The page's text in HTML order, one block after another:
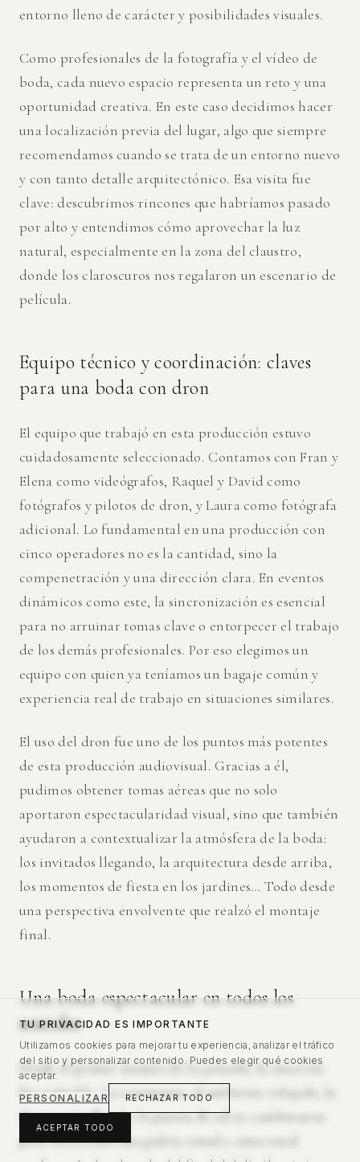
entorno lleno de carácter y posibilidades visuales.
Como profesionales de la fotografía y el vídeo de
boda, cada nuevo espacio representa un reto y una
oportunidad creativa. En este caso decidimos hacer
una localización previa del lugar, algo que siempre
recomendamos cuando se trata de un entorno nuevo
y con tanto detalle arquitectónico. Esa visita fue
clave: descubrimos rincones que habríamos pasado
por alto y entendimos cómo aprovechar la luz
natural, especialmente en la zona del claustro,
donde los claroscuros nos regalaron un escenario de
película.
Equipo técnico y coordinación: claves
para una boda con dron
El equipo que trabajó en esta producción estuvo
cuidadosamente seleccionado. Contamos con Fran y
Elena como videógrafos, Raquel y David como
fotógrafos y pilotos de dron, y Laura como fotógrafa
adicional. Lo fundamental en una producción con
cinco operadores no es la cantidad, sino la
compenetración y una dirección clara. En eventos
dinámicos como este, la sincronización es esencial
para no arruinar tomas clave o entorpecer el trabajo
de los demás profesionales. Por eso elegimos un
equipo con quien ya teníamos un bagaje común y
experiencia real de trabajo en situaciones similares.
El uso del dron fue uno de los puntos más potentes
de esta producción audiovisual. Gracias a él,
pudimos obtener tomas aéreas que no solo
aportaron espectacularidad visual, sino que también
ayudaron a contextualizar la atmósfera de la boda:
los invitados llegando, la arquitectura desde arriba,
los momentos de fiesta en los jardines… Todo desde
una perspectiva envolvente que realzó el montaje
final.
Una boda espectacular en todos los
sentidos
Desde el primer minuto de la jornada, la emoción
fue palpable. La ceremonia, el ambiente relajado, la
decoración floral y la puesta de sol se combinaron
para ofrecernos una paleta visual y emocional
TU PRIVACIDAD ES IMPORTANTE
Utilizamos cookies para mejorar tu experiencia, analizar el tráfico
del sitio y personalizar contenido. Puedes elegir qué cookies
aceptar.
PERSONALIZAR
RECHAZAR TODO
ACEPTAR TODO